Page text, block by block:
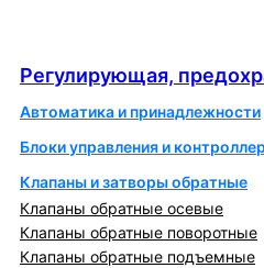
Регулирующая,
Автоматика и принадлежности
Блоки управления и
Клапаны и затворы обратные
Клапаны обратные осевые
Клапаны обратные поворотные
Клапаны обратные подъемные